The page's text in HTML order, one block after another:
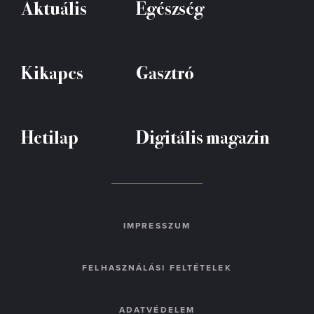
Aktuális Egészség
Kikapcs Gasztró
Hetilap Digitális magazin
IMPRESSZUM
FELHASZNÁLÁSI FELTÉTELEK
ADATVÉDELEM